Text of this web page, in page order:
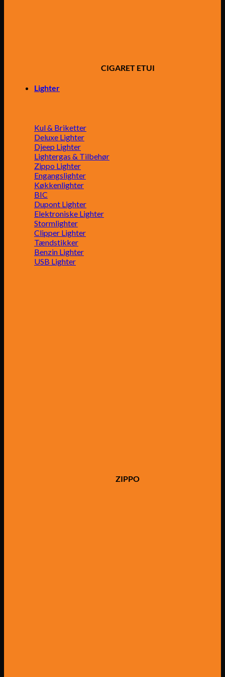
CIGARET ETUI
Lighter
Kul & Briketter
Deluxe Lighter
Djeep Lighter
Lightergas & Tilbehør
Zippo Lighter
Engangslighter
Køkkenlighter
BIC
Dupont Lighter
Elektroniske Lighter
Stormlighter
Clipper Lighter
Tændstikker
Benzin Lighter
USB Lighter
ZIPPO